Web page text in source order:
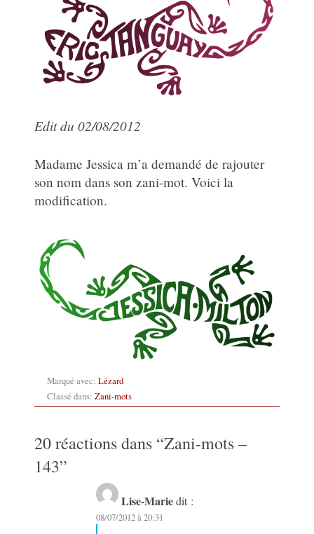
Edit du 02/08/2012
Madame Jessica m’a demandé de rajouter
son nom dans son zani-mot. Voici la
modification.
Marqué avec: Lézard
Classé dans: Zani-mots
20 réactions dans “Zani-mots –
143”
Lise-Marie dit :
08/07/2012 à 20:31